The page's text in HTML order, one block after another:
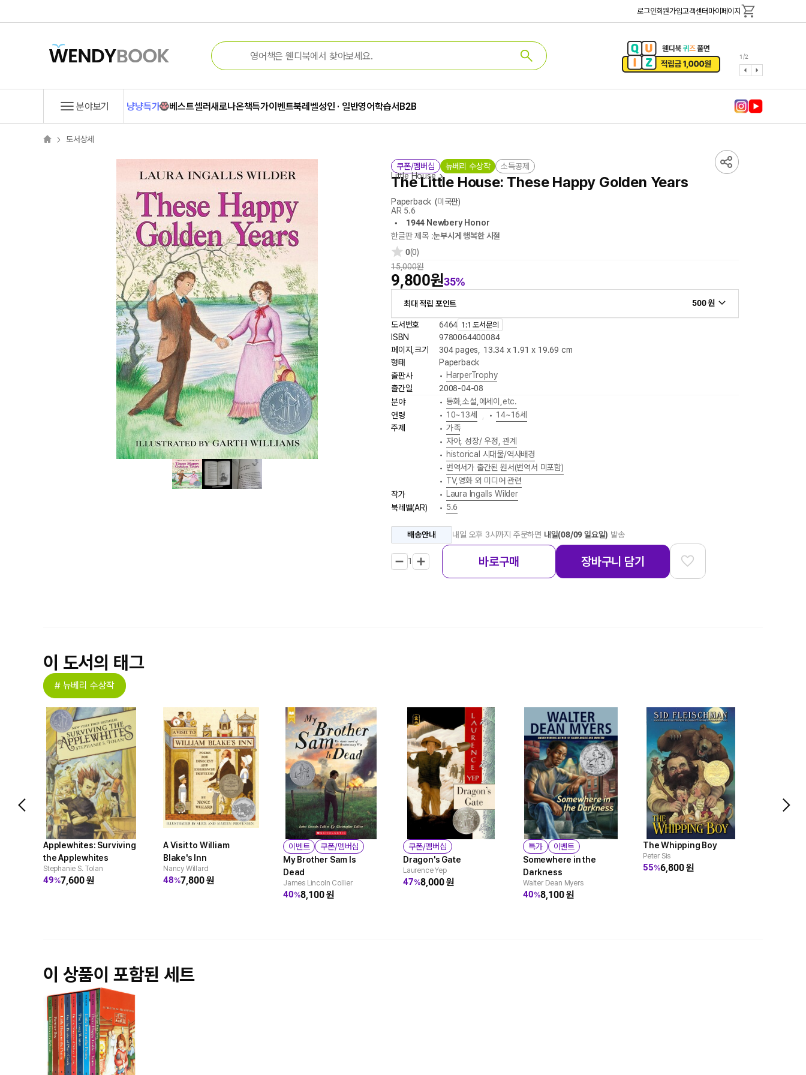
로그인회원가입고객센터 마이페이지
1/2
분야보기 냥냥특가 베스트셀러새로나온책특가이벤트북레벨성인 · 일반영어학습서B2B
도서상세
쿠폰/멤버십 뉴베리 수상작
소득공제
Little House
The Little House: These Happy Golden Years
Paperback (미국판)
AR 5.6
1944 Newbery Honor
한글판 제목 :눈부시게 행복한 시절
0(0)
15,000원
9,800원35%
최대 적립 포인트 500 원
도서번호 6464 1:1 도서문의
ISBN
9780064400084
페이지,크기
304 pages
13.34 x 1.91 x 19.69 cm
형태
Paperback
출판사
• HarperTrophy
출간일
2008-04-08
분야
• 동화,소설,에세이,etc.
연령
• 10~13세 • 14~16세
주제
• 가족
• 자아, 성장/ 우정, 관계
• historical 시대물/역사배경
• 번역서가 출간된 원서(번역서 미포함)
• TV,영화 외 미디어 관련
작가
• Laura Ingalls Wilder
북레벨(AR)
• 5.6
배송안내 내일 오후 3시까지 주문하면 내일(08/09 일요일) 발송
1 바로구매 장바구니 담기
이 도서의 태그
# 뉴베리 수상작
Applewhites: Surviving
the Applewhites
Stephanie S. Tolan
49%7,600원
A Visit to William
Blake's Inn
Nancy Willard
48%7,800원
이벤트
쿠폰/멤버십
My Brother Sam Is
Dead
James Lincoln Collier
40%8,100원
쿠폰/멤버십
Dragon's Gate
Laurence Yep
47%8,000원
특가
이벤트
Somewhere in the
Darkness
Walter Dean Myers
40%8,100원
The Whipping Boy
Peter Sis
55%6,800원
이 상품이 포함된 세트